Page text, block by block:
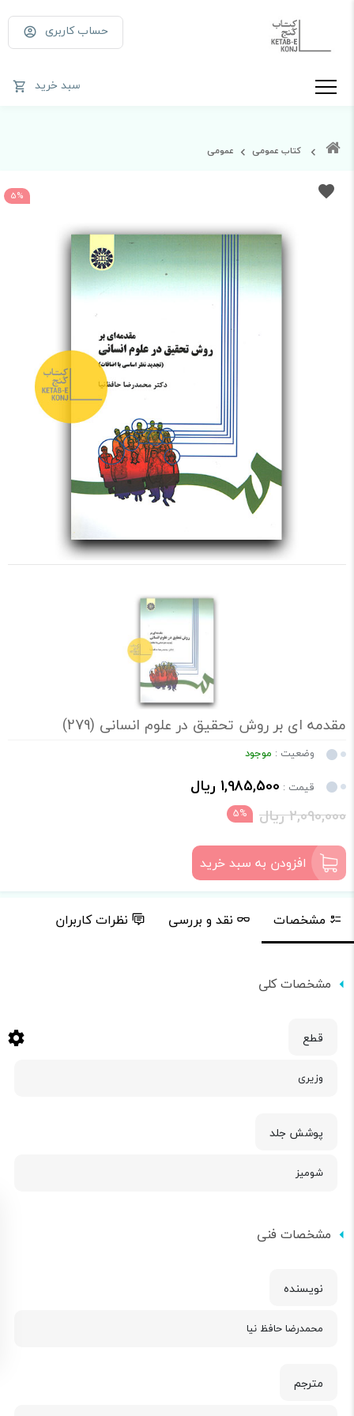
حساب کاربری
سبد خرید
کتاب عمومی عمومی
5%
مقدمه ای بر روش تحقیق در علوم انسانی (279)
وضعیت : موجود
قیمت : 1,985,500 ریال
2,090,000 ریال
5%
افزودن به سبد خرید
مشخصات نقد و بررسی نظرات کاربران
مشخصات کلی
قطع
وزیری
پوشش جلد
شومیز
مشخصات فنی
نویسنده
محمدرضا حافظ نیا
مترجم